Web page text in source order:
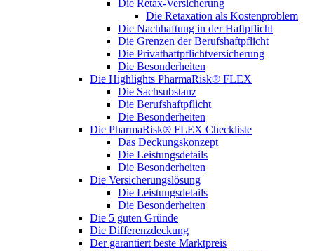
Die Retax-Versicherung
Die Retaxation als Kostenproblem
Die Nachhaftung in der Haftpflicht
Die Grenzen der Berufshaftpflicht
Die Privathaftpflichtversicherung
Die Besonderheiten
Die Highlights PharmaRisk® FLEX
Die Sachsubstanz
Die Berufshaftpflicht
Die Besonderheiten
Die PharmaRisk® FLEX Checkliste
Das Deckungskonzept
Die Leistungsdetails
Die Besonderheiten
Die Versicherungslösung
Die Leistungsdetails
Die Besonderheiten
Die 5 guten Gründe
Die Differenzdeckung
Der garantiert beste Marktpreis